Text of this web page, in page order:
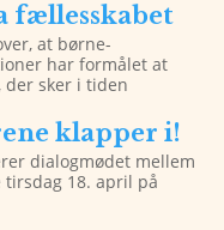
fællesskabet
at børne-
har formålet at
sker i tiden
klapper i!
dialogmødet mellem
18. april på